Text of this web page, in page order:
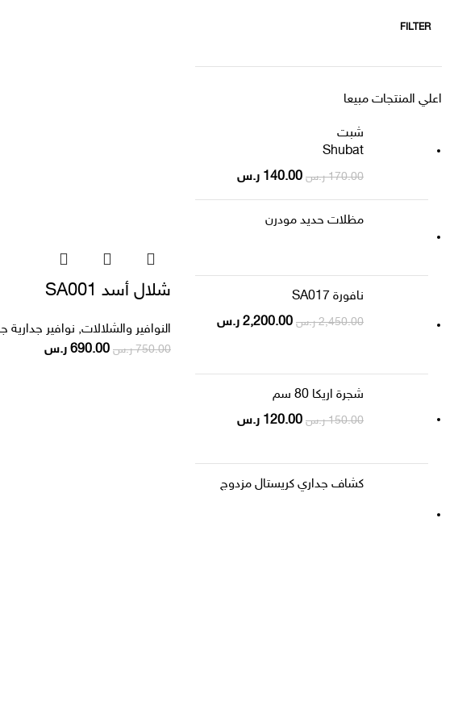
FILTER
اعلي المنتجات مبيعا
شبت
Shubat
170.00 ر.س 140.00 ر.س
مظلات حديد مودرن
نافورة SA017
2,450.00 ر.س 2,200.00 ر.س
شجرة اريكا 80 سم
150.00 ر.س 120.00 ر.س
كشاف جداري كريستال مزدوج
شلال أسد SA001
النوافير والشلالات, نوافير جدارية
750.00 ر.س 690.00 ر.س